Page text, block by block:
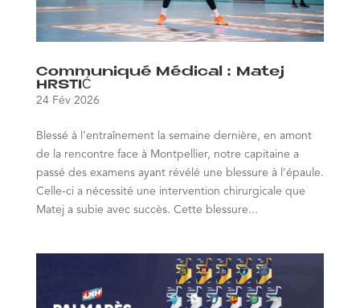
Communiqué Médical : Matej
HRSTIĆ
24 Fév 2026
Blessé à l’entraînement la semaine dernière, en amont
de la rencontre face à Montpellier, notre capitaine a
passé des examens ayant révélé une blessure à l’épaule.
Celle-ci a nécessité une intervention chirurgicale que
Matej a subie avec succès. Cette blessure...